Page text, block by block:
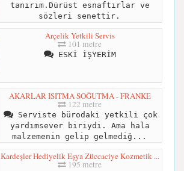
tanırım.Dürüst esnaftırlar ve
sözleri senettir.
Arçelik Yetkili Servis
101 metre
ESKİ İŞYERİM
AKARLAR ISITMA SOĞUTMA - FRANKE
122 metre
Serviste bürodaki yetkili çok
yardımsever biriydi. Ama hala
malzemenin gelip gelmediğ...
Kardeşler Hediyelik Eşya Züccaciye Kozmetik ...
195 metre